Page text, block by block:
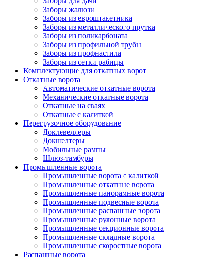
Заборы жалюзи
Заборы из евроштакетника
Заборы из металлического прутка
Заборы из поликарбоната
Заборы из профильной трубы
Заборы из профнастила
Заборы из сетки рабицы
Комплектующие для откатных ворот
Откатные ворота
Автоматические откатные ворота
Механические откатные ворота
Откатные на сваях
Откатные с калиткой
Перегрузочное оборудование
Доклевеллеры
Докшелтеры
Мобильные рампы
Шлюз-тамбуры
Промышленные ворота
Промышленные ворота с калиткой
Промышленные откатные ворота
Промышленные панорамные ворота
Промышленные подвесные ворота
Промышленные распашные ворота
Промышленные рулонные ворота
Промышленные секционные ворота
Промышленные складные ворота
Промышленные скоростные ворота
Распашные ворота